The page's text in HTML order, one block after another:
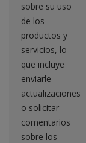
sobre su uso
de los
productos y
servicios, lo
que incluye
enviarle
actualizaciones
o solicitar
comentarios
sobre los